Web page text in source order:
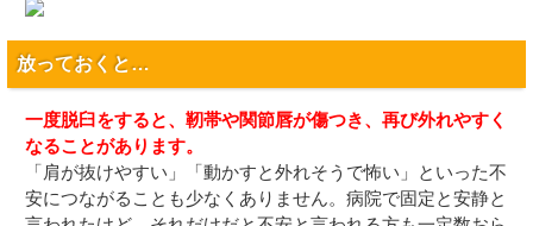
放っておくと…
一度脱臼をすると、靭帯や関節唇が傷つき、再び外れやすく
なることがあります。
「肩が抜けやすい」「動かすと外れそうで怖い」といった不
安につながることも少なくありません。病院で固定と安静と